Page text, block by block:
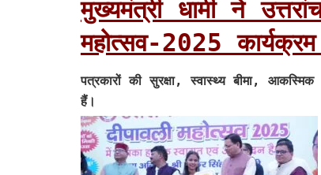
मुख्यमंत्री धामी ने
महोत्सव-2025
पत्रकारों की सुरक्षा, स्वास्थ्य बीमा,
हैं।